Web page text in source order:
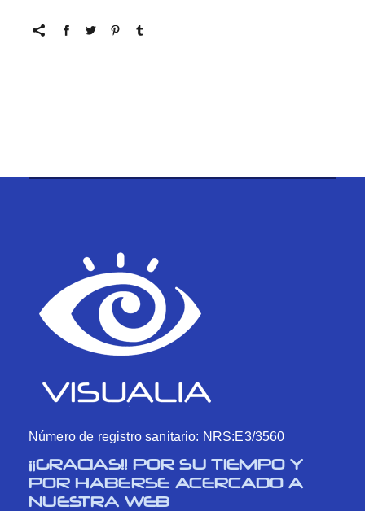
Número de registro sanitario: NRS:E3/3560
¡¡GRACIAS!! POR SU TIEMPO Y
POR HABERSE ACERCADO A
NUESTRA WEB